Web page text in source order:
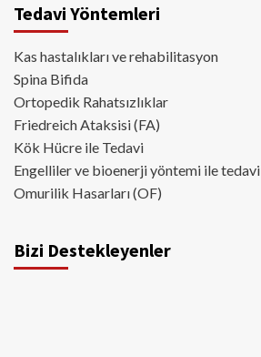
Tedavi Yöntemleri
Kas hastalıkları ve rehabilitasyon
Spina Bifida
Ortopedik Rahatsızlıklar
Friedreich Ataksisi (FA)
Kök Hücre ile Tedavi
Engelliler ve bioenerji yöntemi ile tedavi
Omurilik Hasarları (OF)
Bizi Destekleyenler